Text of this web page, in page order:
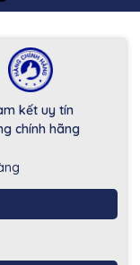
kết uy tín
chính hãng